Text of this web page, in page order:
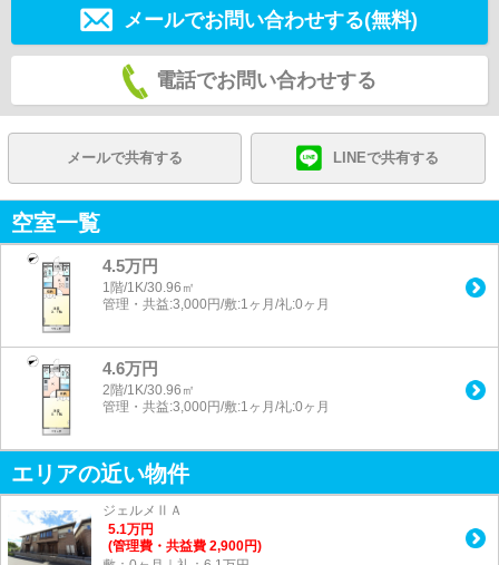
メールでお問い合わせする(無料)
電話でお問い合わせする
メールで共有する LINEで共有する
空室一覧
4.5万円
1階/1K/30.96㎡
管理・共益:3,000円/敷:1ヶ月/礼:0ヶ月
4.6万円
2階/1K/30.96㎡
管理・共益:3,000円/敷:1ヶ月/礼:0ヶ月
エリアの近い物件
ジェルメⅡＡ
5.1万円
(管理費・共益費 2,900円)